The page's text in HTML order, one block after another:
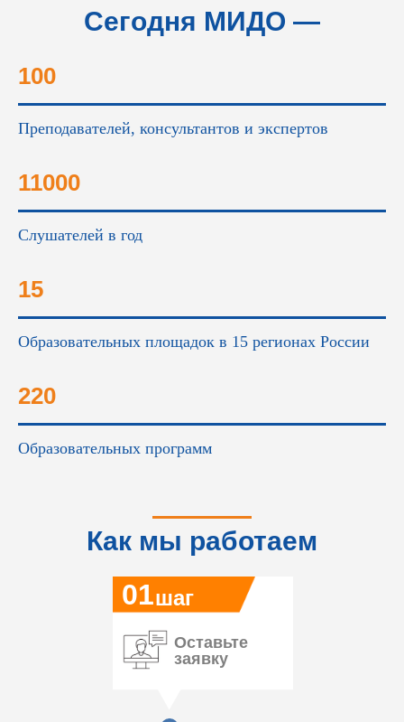
Сегодня МИДО —
100
Преподавателей, консультантов и экспертов
11000
Слушателей в год
15
Образовательных площадок в 15 регионах России
220
Образовательных программ
Как мы работаем
01
Оставьте
заявку
шаг